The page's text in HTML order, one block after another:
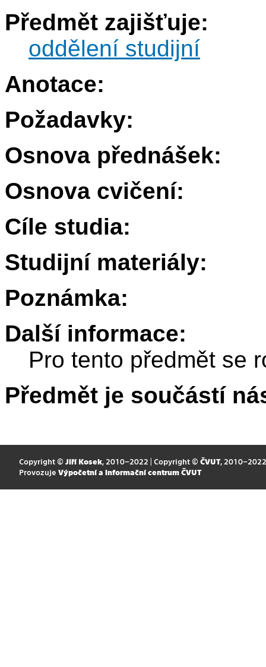
Předmět zajišťuje:
oddělení studijní
Anotace:
Požadavky:
Osnova přednášek:
Osnova cvičení:
Cíle studia:
Studijní materiály:
Poznámka:
Další informace:
Pro tento předmět se
Předmět je součástí
Copyright © Jiří Kosek, 2010–2022 | Copyright © ČVUT, 2010–2022
Provozuje Výpočetní a informační centrum ČVUT